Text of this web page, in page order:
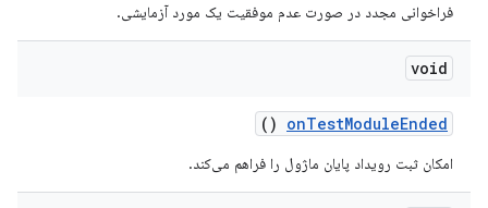
فراخوانی مجدد در صورت عدم موفقیت یک مورد آزمایشی.
void
onTestModuleEnded
()
امکان ثبت رویداد پایان ماژول را فراهم می‌کند.